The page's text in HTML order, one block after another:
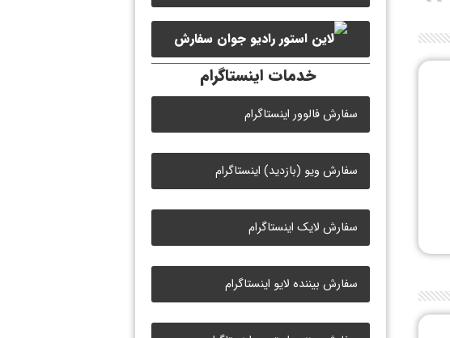
سفارش ممبر کانال سروش
لایک ویدیو آپارات
سفارش
لایک رادیو جوان
خدمات اینستاگرام
سفارش فالوور اینستاگرام
سفارش ویو (بازدید) اینستاگرام
سفارش لایک اینستاگرام
سفارش بیننده لایو اینستاگرام